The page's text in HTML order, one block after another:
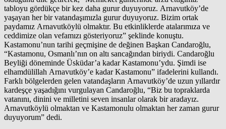
tabloyu gördükçe bir kez daha gurur duyuyoruz. Arnavutköy’de
yaşayan her bir vatandaşımızla gurur duyuyoruz. Bizim ortak
paydamız Arnavutköylü olmaktır. Bu etkinliklerde atalarımıza ve
ceddimize olan vefamızı gösteriyoruz” şeklinde konuştu.
Kastamonu’nun tarihi geçmişine de değinen Başkan Candaroğlu,
“Kastamonu, Osmanlı’nın on altı sancağından biriydi. Candaroğlu
Beyliği döneminde Üsküdar’a kadar Kastamonu’ydu. Şimdi ise
elhamdülillah Arnavutköy’e kadar Kastamonu” ifadelerini kullandı.
Farklı bölgelerden gelen vatandaşların Arnavutköy’de uzun yıllardır
kardeşçe yaşadığını vurgulayan Candaroğlu, “Biz bu topraklarda
vatanını, dinini ve milletini seven insanlar olarak bir aradayız.
Arnavutköylü olmaktan ve Kastamonulu olmaktan her zaman gurur
duyuyorum” dedi.